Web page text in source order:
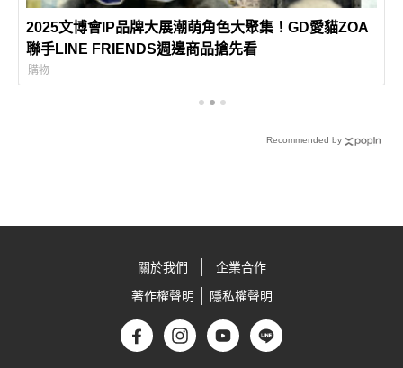
2025文博會IP品牌大展潮萌角色大聚集！GD愛貓ZOA
聯手LINE FRIENDS週邊商品搶先看
購物
Recommended by
關於我們
企業合作
著作權聲明
隱私權聲明